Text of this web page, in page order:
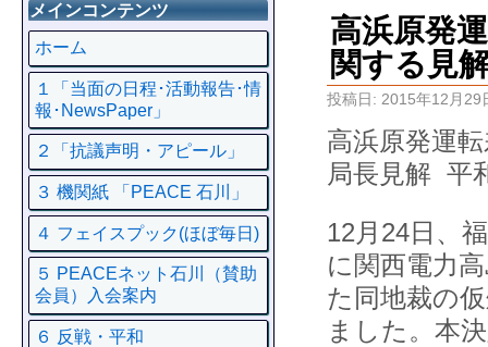
高浜原発
関する見
投稿日: 2015年12月29
高浜原発運
局長見解 平
12月24日、
に関西電力
た同地裁の
ました。本
メインコンテンツ
ホーム
１「当面の日程･活動報告･情
報･NewsPaper」
２「抗議声明・アピール」
３ 機関紙 「PEACE 石川」
４ フェイスプック(ほぼ毎日)
５ PEACEネット石川（賛助
会員）入会案内
６ 反戦・平和